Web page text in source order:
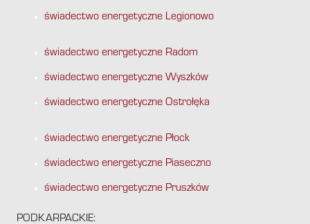
świadectwo energetyczne Legionowo
świadectwo energetyczne Radom
świadectwo energetyczne Wyszków
świadectwo energetyczne Ostrołęka
świadectwo energetyczne Płock
świadectwo energetyczne Piaseczno
świadectwo energetyczne Pruszków
PODKARPACKIE: